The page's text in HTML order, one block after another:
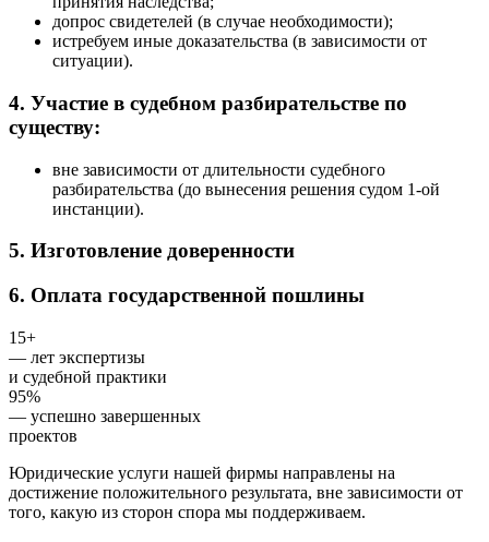
допрос свидетелей (в случае необходимости);
истребуем иные доказательства (в зависимости от
ситуации).
4. Участие в судебном разбирательстве по
существу:
вне зависимости от длительности судебного
разбирательства (до вынесения решения судом 1-ой
инстанции).
5. Изготовление доверенности
6. Оплата государственной пошлины
15+
— лет экспертизы
и судебной практики
95%
— успешно завершенных
проектов
Юридические услуги нашей фирмы направлены на
достижение положительного результата, вне зависимости от
того, какую из сторон спора мы поддерживаем.